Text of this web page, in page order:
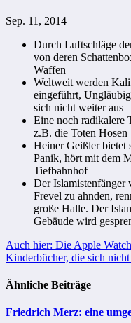
Sep. 11, 2014
Durch Luftschläge
von deren
Waffen
Weltweit werden
eingeführt,
sich nicht weiter aus
Eine noch radikalere
z.B. die Toten Hosen
Heiner Geißler bietet
Panik, hört mit dem
Tiefbahnhof
Der Islamistenfänger
Frevel zu ahnden,
große Halle. Der
Gebäude wird
Auch hier: Die Apple
Kinderbücher, die sich nicht
Ähnliche Beiträge
Friedrich Merz: eine